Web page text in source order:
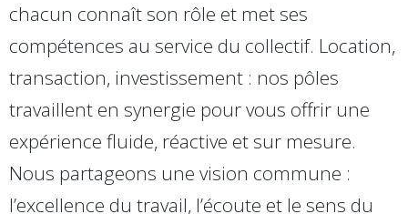
chacun connaît son rôle et met ses
compétences au service du collectif. Location,
transaction, investissement : nos pôles
travaillent en synergie pour vous offrir une
expérience fluide, réactive et sur mesure.
Nous partageons une vision commune :
l’excellence du travail, l’écoute et le sens du